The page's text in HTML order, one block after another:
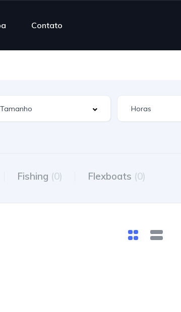
Contato
Fishing (0) Flexboats (0)